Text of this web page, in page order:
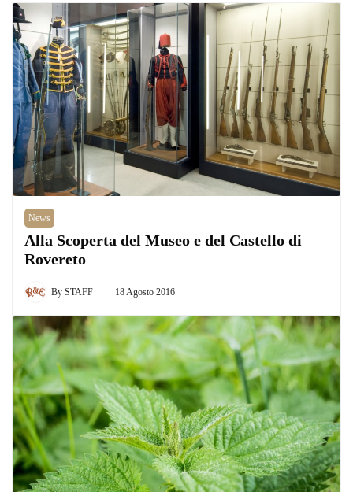
News
Alla Scoperta del Museo e del Castello di
Rovereto
By STAFF 18 Agosto 2016